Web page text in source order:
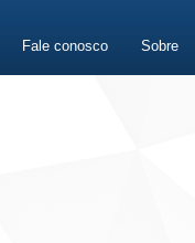
Fale conosco Sobre